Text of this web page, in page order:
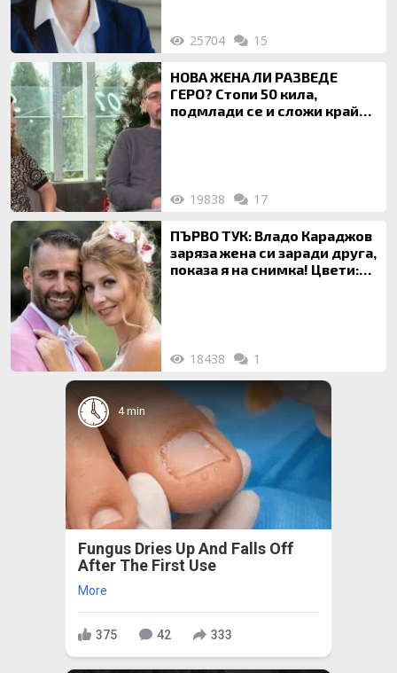
25704 15
НОВА ЖЕНА ЛИ РАЗВЕДЕ
ГЕРО? Стопи 50 кила,
подмлади се и сложи край
19838 17
ПЪРВО ТУК: Владо Караджов
заряза жена си заради друга,
показа я на снимка! Цвети:
18438 1
4 min
Fungus Dries Up And Falls Off
After The First Use
More
375 42 333